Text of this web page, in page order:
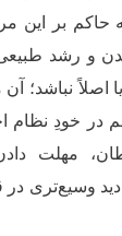
بر این
و رشد
اصلاً نباشد؛
هم در خودِ
مهلت
وسیع‌تری